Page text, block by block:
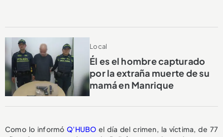
Local
Él es el hombre capturado
por la extraña muerte de su
mamá en Manrique
Como lo informóQ’HUBO el día del crimen, la víctima, de 77